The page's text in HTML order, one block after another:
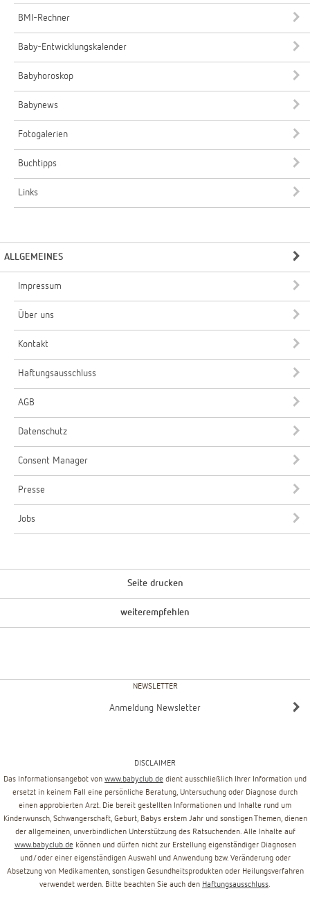
BMI-Rechner
Baby-Entwicklungskalender
Babyhoroskop
Babynews
Fotogalerien
Buchtipps
Links
ALLGEMEINES
Impressum
Über uns
Kontakt
Haftungsausschluss
AGB
Datenschutz
Consent Manager
Presse
Jobs
Seite drucken
weiterempfehlen
NEWSLETTER
Anmeldung Newsletter
DISCLAIMER
Das Informationsangebot von www.babyclub.de dient ausschließlich Ihrer Information und
ersetzt in keinem Fall eine persönliche Beratung, Untersuchung oder Diagnose durch
einen approbierten Arzt. Die bereit gestellten Informationen und Inhalte rund um
Kinderwunsch, Schwangerschaft, Geburt, Babys erstem Jahr und sonstigen Themen, dienen
der allgemeinen, unverbindlichen Unterstützung des Ratsuchenden. Alle Inhalte auf
www.babyclub.de können und dürfen nicht zur Erstellung eigenständiger Diagnosen
und/oder einer eigenständigen Auswahl und Anwendung bzw. Veränderung oder
Absetzung von Medikamenten, sonstigen Gesundheitsprodukten oder Heilungsverfahren
verwendet werden. Bitte beachten Sie auch den Haftungsausschluss.